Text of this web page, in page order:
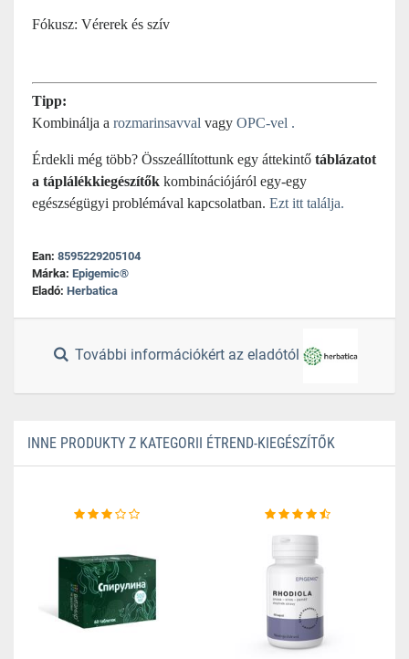
Fókusz: Vérerek és szív
Tipp:
Kombinálja a rozmarinsavval vagy OPC-vel .
Érdekli még több? Összeállítottunk egy áttekintő táblázatot
a táplálékkiegészítők kombinációjáról egy-egy
egészségügyi problémával kapcsolatban. Ezt itt találja.
Ean: 8595229205104
Márka: Epigemic®
Eladó: Herbatica
További információkért az eladótól
INNE PRODUKTY Z KATEGORII ÉTREND-KIEGÉSZÍTŐK